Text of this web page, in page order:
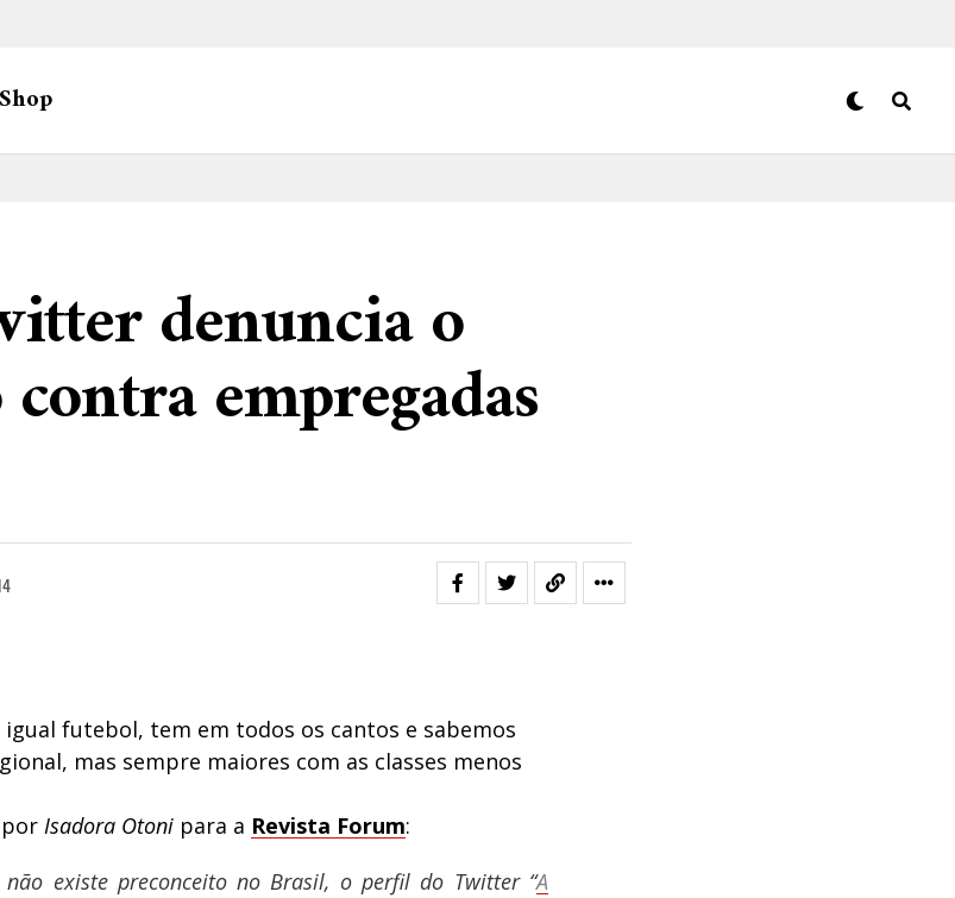
Shop
denuncia o
empregadas
igual futebol, tem em todos os cantos e sabemos
mas sempre maiores com as classes menos
Isadora Otoni para a Revista Forum:
existe preconceito no Brasil, o perfil do Twitter “A